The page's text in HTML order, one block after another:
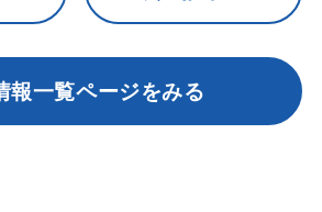
報一覧ページをみる